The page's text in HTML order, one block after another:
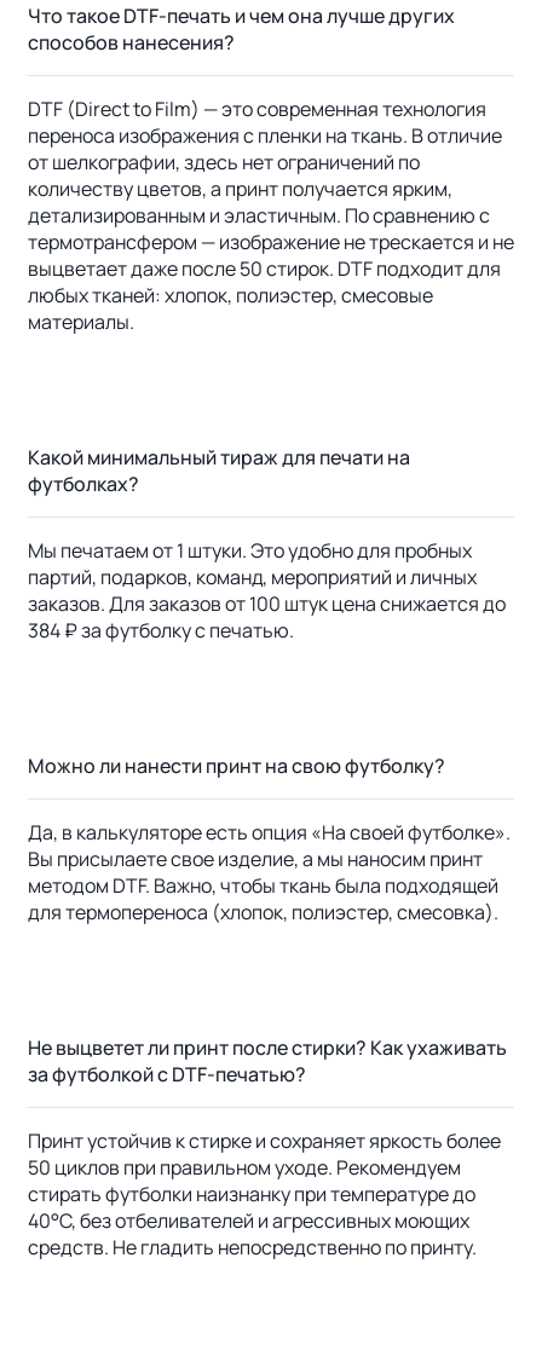
Что такое DTF-печать и чем она лучше других
способов нанесения?
DTF (Direct to Film) — это современная технология
переноса изображения с пленки на ткань. В отличие
от шелкографии, здесь нет ограничений по
количеству цветов, а принт получается ярким,
детализированным и эластичным. По сравнению с
термотрансфером — изображение не трескается и не
выцветает даже после 50 стирок. DTF подходит для
любых тканей: хлопок, полиэстер, смесовые
материалы.
Какой минимальный тираж для печати на
футболках?
Мы печатаем от 1 штуки. Это удобно для пробных
партий, подарков, команд, мероприятий и личных
заказов. Для заказов от 100 штук цена снижается до
384 ₽ за футболку с печатью.
Можно ли нанести принт на свою футболку?
Да, в калькуляторе есть опция «На своей футболке».
Вы присылаете свое изделие, а мы наносим принт
методом DTF. Важно, чтобы ткань была подходящей
для термопереноса (хлопок, полиэстер, смесовка).
Не выцветет ли принт после стирки? Как ухаживать
за футболкой с DTF-печатью?
Принт устойчив к стирке и сохраняет яркость более
50 циклов при правильном уходе. Рекомендуем
стирать футболки наизнанку при температуре до
40°C, без отбеливателей и агрессивных моющих
средств. Не гладить непосредственно по принту.